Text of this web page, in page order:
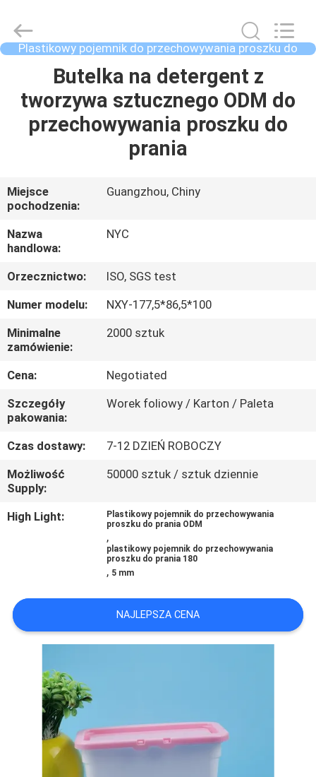
PRODUKTY
NAS
WYCIECZKA
PO
FABRYCE
KONTROLA
JAKOŚCI
SKONTAKTUJ
SIĘ
Z
NAMI
AKTUALNOŚCI
SITEMAP
PRIVACY
POLICY
Co.,Ltd..
Rights
Reserved.Plastikowy pojemnik do przechowywania proszku do
prania
Butelka na detergent z
tworzywa sztucznego ODM do
przechowywania proszku do
prania
Miejsce
pochodzenia:
Guangzhou, Chiny
Nazwa
handlowa:
NYC
Orzecznictwo:
ISO, SGS test
Numer modelu:
NXY-177,5*86,5*100
Minimalne
zamówienie:
2000 sztuk
Cena:
Negotiated
Szczegóły
pakowania:
Worek foliowy / Karton / Paleta
Czas dostawy:
7-12 DZIEŃ ROBOCZY
Możliwość
Supply:
50000 sztuk / sztuk dziennie
High Light:
Plastikowy pojemnik do przechowywania
proszku do prania ODM
,
plastikowy pojemnik do przechowywania
proszku do prania 180
, 5 mm
NAJLEPSZA CENA